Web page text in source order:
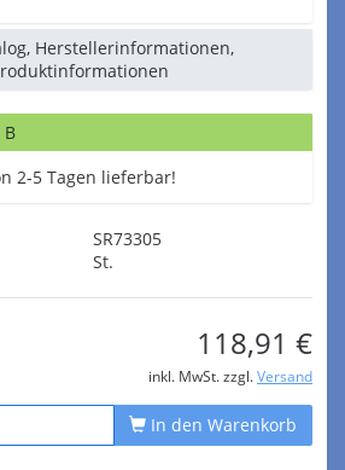
Herstellerinformationen,
B
2-5 Tagen lieferbar!
SR73305
St.
118,91 €
inkl. MwSt. zzgl. Versand
In den Warenkorb